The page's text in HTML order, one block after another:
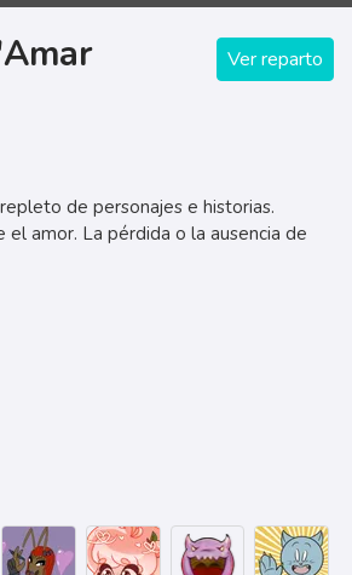
Ver reparto
de personajes e historias.
amor. La pérdida o la ausencia de